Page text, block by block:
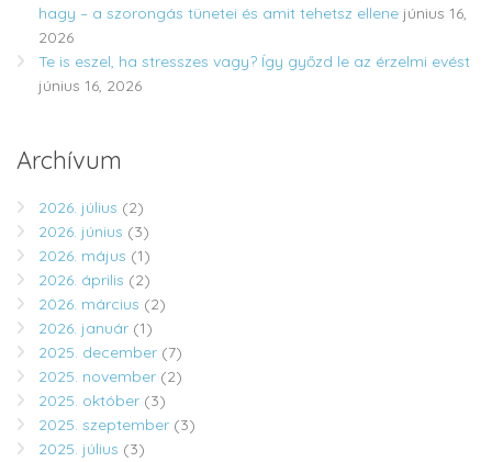
hagy – a szorongás tünetei és amit tehetsz ellene június 16,
2026
Te is eszel, ha stresszes vagy? Így győzd le az érzelmi evést
június 16, 2026
Archívum
2026. július (2)
2026. június (3)
2026. május (1)
2026. április (2)
2026. március (2)
2026. január (1)
2025. december (7)
2025. november (2)
2025. október (3)
2025. szeptember (3)
2025. július (3)